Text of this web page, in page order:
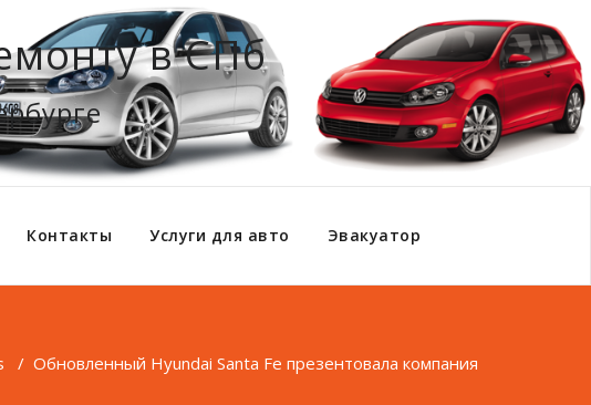
в СПб
Контакты Услуги для авто Эвакуатор
/ Обновленный Hyundai Santa Fe презентовала компания